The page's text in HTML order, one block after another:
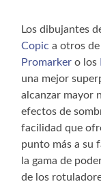
Los dibujantes
Copica otros
Promarkero los
una mejor
alcanzar mayor
efectos de
facilidad que
punto más a su
la gama de
de los